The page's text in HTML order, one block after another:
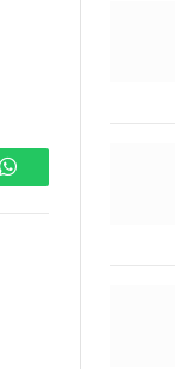
WhatsApp